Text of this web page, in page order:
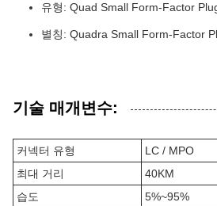
유형: Quad Small Form-Factor
별칭: Quadra Small Form-Factor
기술 매개변수:
커넥터 유형
LC / MPO
최대 거리
40KM
습도
5%~95%